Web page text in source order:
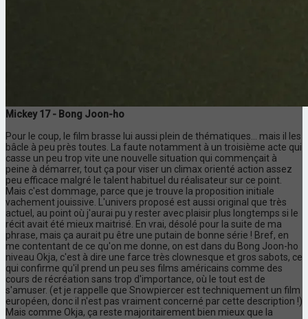
Mickey 17 - Bong Joon-ho
Pour le coup, le film brasse lui aussi plein de thématiques... mais il les
bâcle à peu près toutes. La faute notamment à un troisième acte qui
casse un peu trop vite une nouvelle situation qui commençait à
peine à démarrer, tout ça pour viser un climax orienté action assez
peu efficace malgré le talent habituel du réalisateur sur ce point.
Mais c'est dommage, parce que je trouve la proposition initiale
vachement jouissive. L'univers proposé est aussi original que très
actuel, au point où j'aurai pu y rester avec plaisir plus longtemps si le
récit avait été mieux maitrisé. En vrai, désolé pour la suite de ma
phrase, mais ça aurait pu être une putain de bonne série ! Bref, en
me contentant de ce qu'on me donne, on est dans du Bong Joon-ho
niveau Okja, c'est à dire une farce très clownesque et gros sabots, ce
qui confirme qu'il prend un peu ses films américains comme des
cours de récréation sans trop d'importance, où le tout est de
s'amuser. (et je rappelle que Snowpiercer est techniquement un film
européen, donc il n'est pas vraiment concerné par cette description !)
Mais comme Okja, ça reste majoritairement bien mieux que la